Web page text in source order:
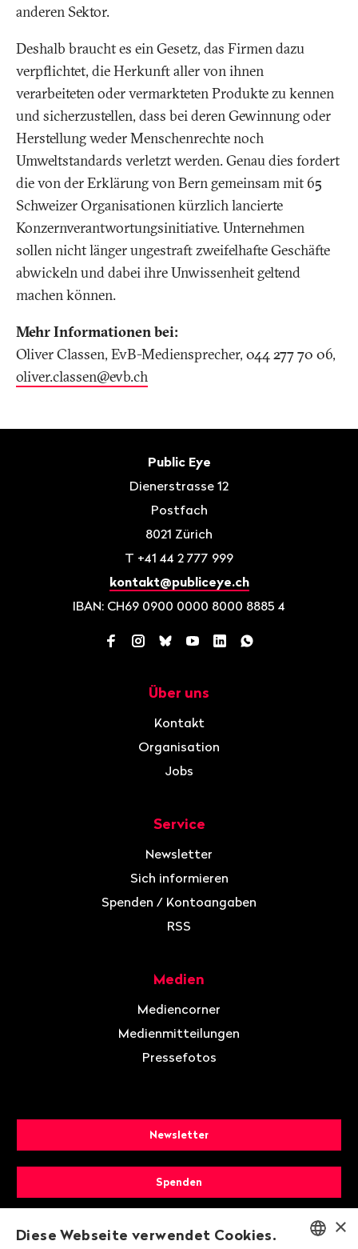
anderen Sektor.
Deshalb braucht es ein Gesetz, das Firmen dazu
verpflichtet, die Herkunft aller von ihnen
verarbeiteten oder vermarkteten Produkte zu kennen
und sicherzustellen, dass bei deren Gewinnung oder
Herstellung weder Menschenrechte noch
Umweltstandards verletzt werden. Genau dies fordert
die von der Erklärung von Bern gemeinsam mit 65
Schweizer Organisationen kürzlich lancierte
Konzernverantwortungsinitiative. Unternehmen
sollen nicht länger ungestraft zweifelhafte Geschäfte
abwickeln und dabei ihre Unwissenheit geltend
machen können.
Mehr Informationen bei:
Oliver Classen, EvB-Mediensprecher, 044 277 70 06,
oliver.classen@evb.ch
Public Eye
Dienerstrasse 12
Postfach
8021 Zürich
T +41 44 2 777 999
kontakt@publiceye.ch
IBAN: CH69 0900 0000 8000 8885 4
Facebook
Instagram
BlueskyYouTube
LinkedInWhatsApp
Über uns
Kontakt
Organisation
Jobs
Service
Newsletter
Sich informieren
Spenden / Kontoangaben
RSS
Medien
Mediencorner
Medienmitteilungen
Pressefotos
Newsletter
Spenden
Mitglied werden ×
Diese Webseite verwendet Cookies.